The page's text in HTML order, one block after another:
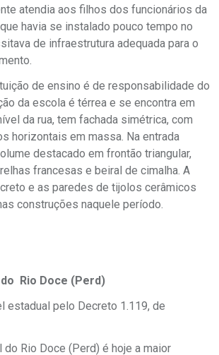
atendia aos filhos dos funcionários da
havia se instalado pouco tempo no
de infraestrutura adequada para o
de ensino é de responsabilidade do
da escola é térrea e se encontra em
da rua, tem fachada simétrica, com
horizontais em massa. Na entrada
destacado em frontão triangular,
francesas e beiral de cimalha. A
e as paredes de tijolos cerâmicos
construções naquele período.
Rio Doce (Perd)
estadual pelo Decreto 1.119, de
do Rio Doce (Perd) é hoje a maior